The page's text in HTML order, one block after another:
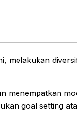
melakukan
menempatkan
goal setting